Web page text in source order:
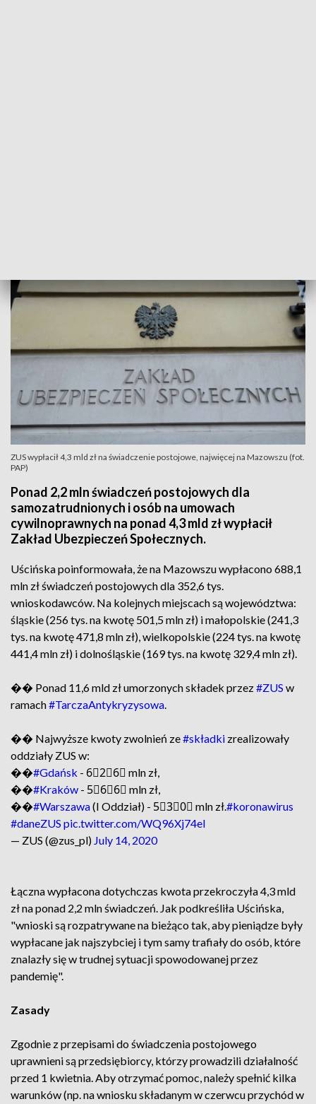
ZUS wypłacił 4,3 mld zł na świadczenie postojowe, najwięcej na Mazowszu (fot.
PAP)
Ponad 2,2 mln świadczeń postojowych dla
samozatrudnionych i osób na umowach
cywilnoprawnych na ponad 4,3 mld zł wypłacił
Zakład Ubezpieczeń Społecznych.
Uścińska poinformowała, że na Mazowszu wypłacono 688,1
mln zł świadczeń postojowych dla 352,6 tys.
wnioskodawców. Na kolejnych miejscach są województwa:
śląskie (256 tys. na kwotę 501,5 mln zł) i małopolskie (241,3
tys. na kwotę 471,8 mln zł), wielkopolskie (224 tys. na kwotę
441,4 mln zł) i dolnośląskie (169 tys. na kwotę 329,4 mln zł).
�� Ponad 11,6 mld zł umorzonych składek przez#ZUS w
ramach#TarczaAntykryzysowa.
�� Najwyższe kwoty zwolnień ze#składki zrealizowały
oddziały ZUS w:
��#Gdańsk - 6⃣2⃣6⃣ mln zł,
��#Kraków - 5⃣6⃣6⃣ mln zł,
��#Warszawa(I Oddział) - 5⃣3⃣0⃣ mln zł.#koronawirus
#daneZUS pic.twitter.com/WQ96Xj74el
— ZUS (@zus_pl) July 14, 2020
Łączna wypłacona dotychczas kwota przekroczyła 4,3 mld
zł na ponad 2,2 mln świadczeń. Jak podkreśliła Uścińska,
"wnioski są rozpatrywane na bieżąco tak, aby pieniądze były
wypłacane jak najszybciej i tym samy trafiały do osób, które
znalazły się w trudnej sytuacji spowodowanej przez
pandemię".
Zasady
Zgodnie z przepisami do świadczenia postojowego
uprawnieni są przedsiębiorcy, którzy prowadzili działalność
przed 1 kwietnia. Aby otrzymać pomoc, należy spełnić kilka
warunków (np. na wniosku składanym w czerwcu przychód w